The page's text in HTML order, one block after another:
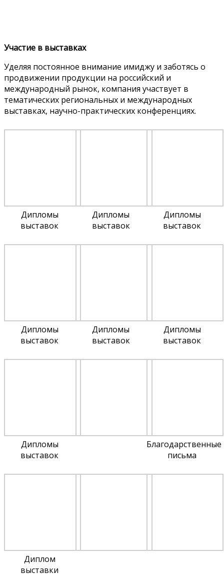
Участие в выставках
Уделяя постоянное внимание имиджу и заботясь о
продвижении продукции на российский и
международный рынок, компания участвует в
тематических региональных и международных
выставках, научно-практических конференциях.
Дипломы
выставок
Дипломы
выставок
Дипломы
выставок
Дипломы
выставок
Дипломы
выставок
Дипломы
выставок
Дипломы
выставок
Благодарственные
письма
Диплом
выставки